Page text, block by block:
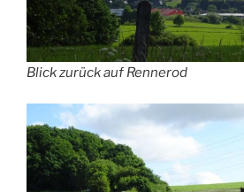
Blick zurück auf Rennerod